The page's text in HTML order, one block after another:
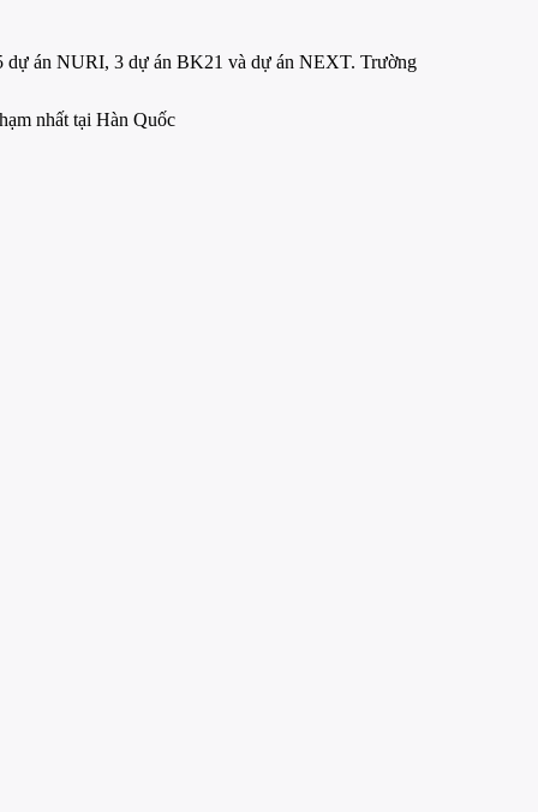
dự án NURI, 3 dự án BK21 và dự án NEXT. Trường
nhất tại Hàn Quốc